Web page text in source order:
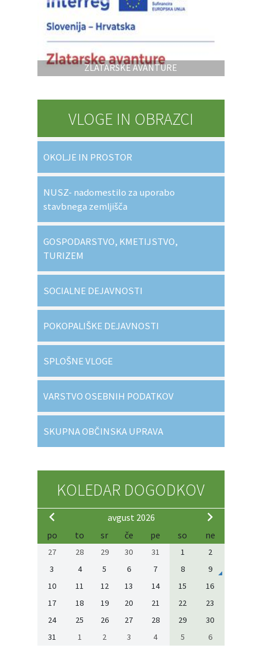
ZLATARSKE AVANTURE
VLOGE IN OBRAZCI
OKOLJE IN PROSTOR
NUSZ- nadomestilo za uporabo
stavbnega zemljišča
GOSPODARSTVO, KMETIJSTVO,
TURIZEM
SOCIALNE DEJAVNOSTI
POKOPALIŠKE DEJAVNOSTI
SPLOŠNE VLOGE
VARSTVO OSEBNIH PODATKOV
SKUPNA OBČINSKA UPRAVA
KOLEDAR DOGODKOV
avgust 2026
po
to sr če pe so ne
27 28 29 30 31 1
2
3
4 5 6 7 8
9
10
11 12 13 14 15
16
17
18 19 20 21 22
23
24
25 26 27 28 29
30
31
1 2 3 4 5 6